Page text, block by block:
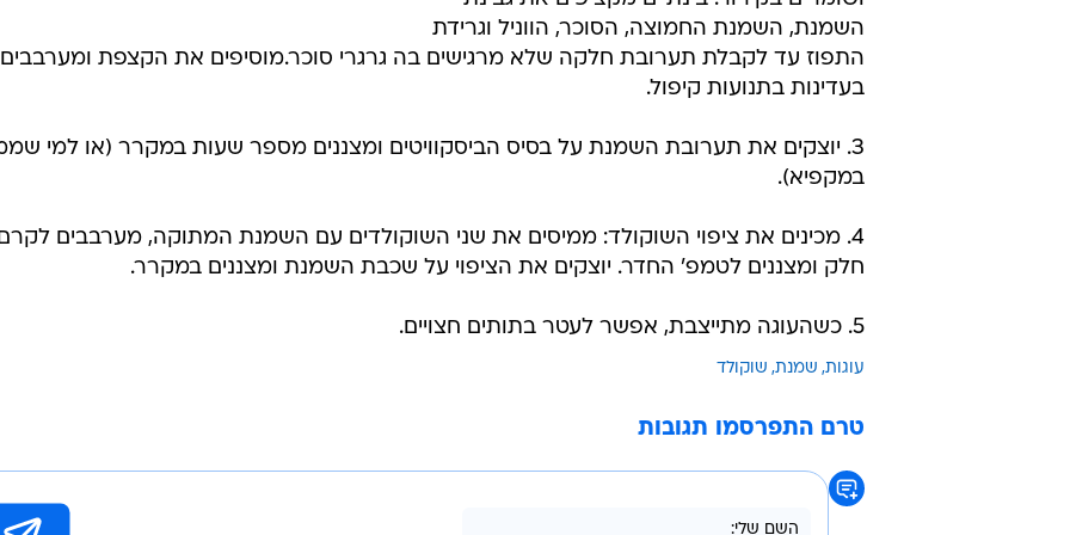
השמנת, השמנת החמוצה, הסוכר, הווניל וגרידת
התפוז עד לקבלת תערובת חלקה שלא מרגישים בה גרגרי סוכר.מוסיפים את הקצפת ומערבבים
בעדינות בתנועות קיפול.
3. יוצקים את תערובת השמנת על בסיס הביסקוויטים ומצננים מספר שעות במקרר (או למי
במקפיא).
4. מכינים את ציפוי השוקולד: ממיסים את שני השוקולדים עם השמנת המתוקה, מערבבים
חלק ומצננים לטמפ' החדר. יוצקים את הציפוי על שכבת השמנת ומצננים במקרר.
5. כשהעוגה מתייצבת, אפשר לעטר בתותים חצויים.
עוגות שמנת שוקולד
טרם התפרסמו תגובות